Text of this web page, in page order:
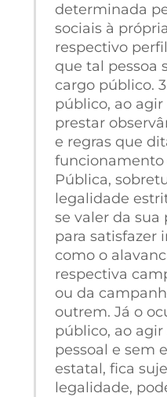
determinada
sociais à
respectivo
que tal pessoa
cargo público.
público, ao
prestar
e regras que
Pública,
legalidade
se valer da sua
para satisfazer
como o
respectiva
ou da
outrem. Já o
público, ao
pessoal e sem
estatal, fica
legalidade,